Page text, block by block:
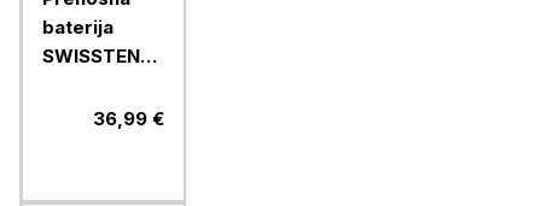
baterija
SWISSTEN
II 2000036,99 €